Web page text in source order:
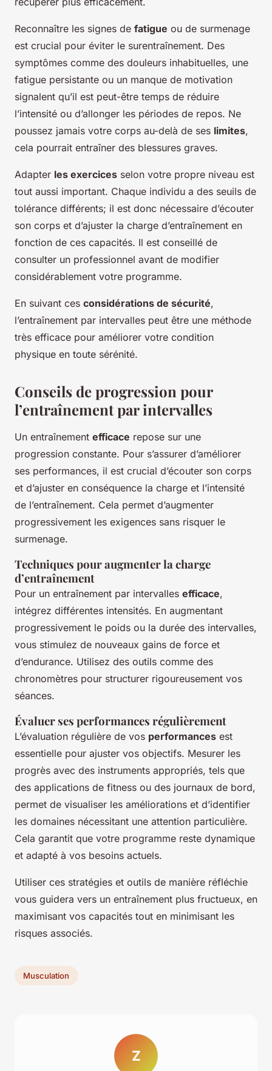
Reconnaître les signes de fatigue ou de surmenage
est crucial pour éviter le surentraînement. Des
symptômes comme des douleurs inhabituelles, une
fatigue persistante ou un manque de motivation
signalent qu’il est peut-être temps de réduire
l’intensité ou d’allonger les périodes de repos. Ne
poussez jamais votre corps au-delà de ses limites,
cela pourrait entraîner des blessures graves.
Adapter les exercices selon votre propre niveau est
tout aussi important. Chaque individu a des seuils de
tolérance différents; il est donc nécessaire d’écouter
son corps et d’ajuster la charge d’entraînement en
fonction de ces capacités. Il est conseillé de
consulter un professionnel avant de modifier
considérablement votre programme.
En suivant ces considérations de sécurité,
l’entraînement par intervalles peut être une méthode
très efficace pour améliorer votre condition
physique en toute sérénité.
Conseils de progression pour
l’entraînement par intervalles
Un entraînement efficace repose sur une
progression constante. Pour s’assurer d’améliorer
ses performances, il est crucial d’écouter son corps
et d’ajuster en conséquence la charge et l’intensité
de l’entraînement. Cela permet d’augmenter
progressivement les exigences sans risquer le
surmenage.
Techniques pour augmenter la charge
d’entraînement
Pour un entraînement par intervalles efficace,
intégrez différentes intensités. En augmentant
progressivement le poids ou la durée des intervalles,
vous stimulez de nouveaux gains de force et
d’endurance. Utilisez des outils comme des
chronomètres pour structurer rigoureusement vos
séances.
Évaluer ses performances régulièrement
L’évaluation régulière de vos performances est
essentielle pour ajuster vos objectifs. Mesurer les
progrès avec des instruments appropriés, tels que
des applications de fitness ou des journaux de bord,
permet de visualiser les améliorations et d’identifier
les domaines nécessitant une attention particulière.
Cela garantit que votre programme reste dynamique
et adapté à vos besoins actuels.
Utiliser ces stratégies et outils de manière réfléchie
vous guidera vers un entraînement plus fructueux, en
maximisant vos capacités tout en minimisant les
risques associés.
Musculation
Z